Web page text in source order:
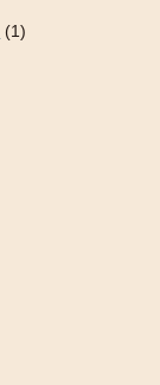
(1)